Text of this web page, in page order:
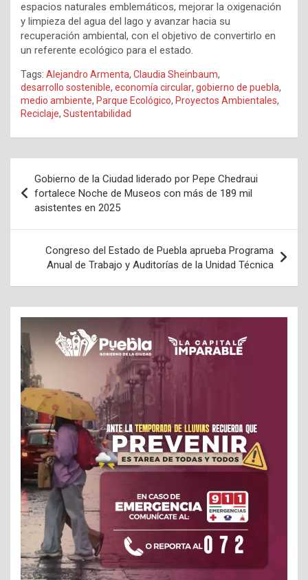
espacios naturales emblemáticos, mejorar la oxigenación
y limpieza del agua del lago y avanzar hacia su
recuperación ambiental, con el objetivo de convertirlo en
un referente ecológico para el estado.
Tags: Alejandro Armenta, Claudia Sheinbaum,
desarrollo sostenible, economía circular, gobierno de puebla,
medio ambiente, Parque Ecológico, Proyectos Ambientales,
Reciclaje, Sustentabilidad
de
entradas
Gobierno de la Ciudad liderado por Pepe Chedraui
fortalece Noche de Museos con más de 189 mil
asistentes en 2025
Congreso del Estado de Puebla aprueba Programa
Anual de Trabajo y Auditorías de la Unidad Técnica